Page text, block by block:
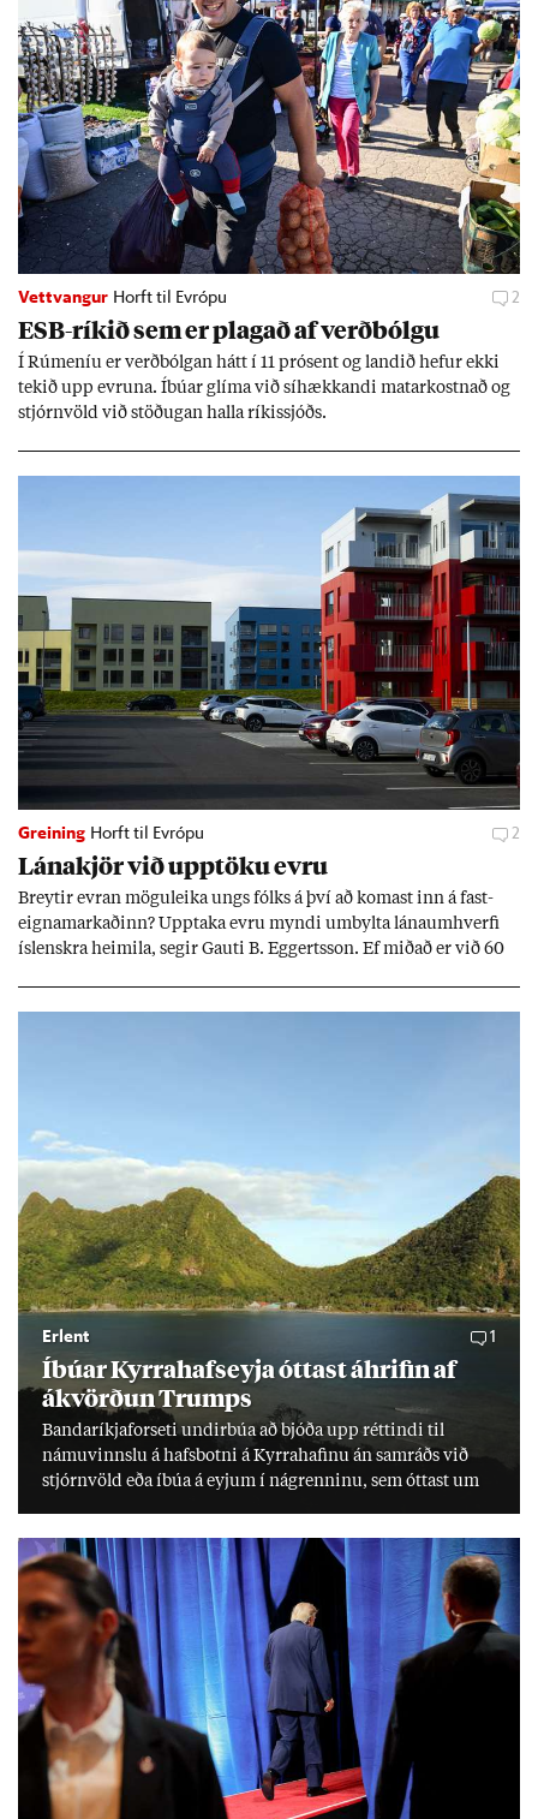
Vettvangur Horft til Evrópu 2
ESB-rík­ið sem er plag­að af verð­bólgu
Í Rúm­en­íu er verð­bólg­an hátt í 11 pró­sent og land­ið hef­ur ekki
tek­ið upp evr­una. Íbú­ar glíma við sí­hækk­andi mat­ar­kostn­að og
stjórn­völd við stöð­ug­an halla rík­is­sjóðs.
Greining Horft til Evrópu 2
Lána­kjör við upp­töku evru
Breyt­ir evr­an mögu­leika ungs fólks á því að kom­ast inn á fast­
eigna­mark­að­inn? Upp­taka evru myndi um­bylta lánaum­hverfi
ís­lenskra heim­ila, seg­ir Gauti B. Eggerts­son. Ef mið­að er við 60
Erlent 1
Íbú­ar Kyrra­hafs­eyja ótt­ast áhrif­in af
ákvörð­un Trumps
Banda­ríkja­for­seti und­ir­búa að bjóða upp rétt­indi til
námu­vinnslu á hafs­botni á Kyrra­haf­inu án sam­ráðs við
stjórn­völd eða íbúa á eyj­um í ná­grenn­inu, sem ótt­ast um